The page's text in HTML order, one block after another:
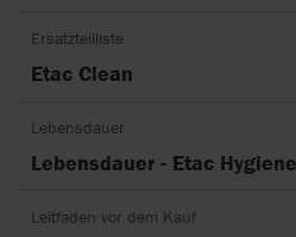
Ersatzteilliste
Etac Clean
Lebensdauer
Lebensdauer - Etac
Leitfaden vor dem Kauf